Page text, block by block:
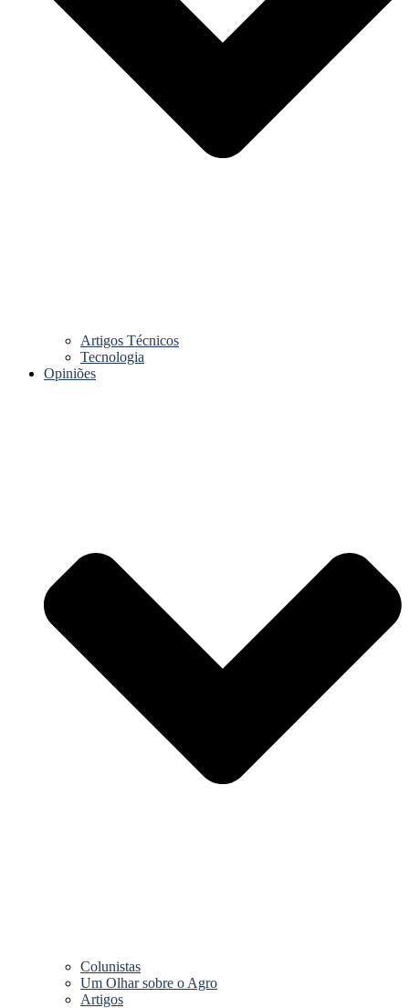
Artigos Técnicos
Tecnologia
Opiniões
Colunistas
Um Olhar sobre o Agro
Artigos